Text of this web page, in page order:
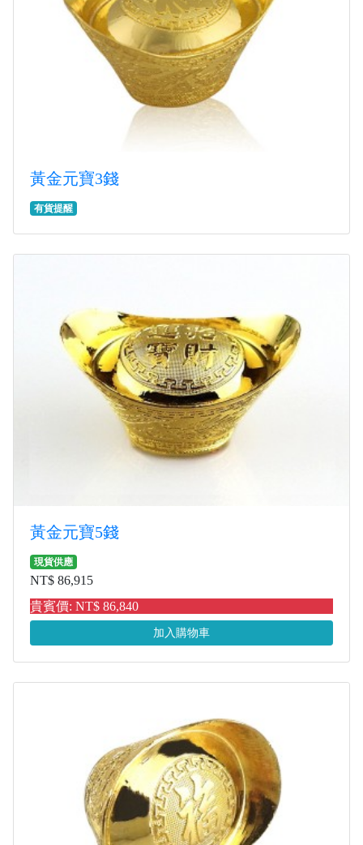
黃金元寶3錢
有貨提醒
黃金元寶5錢
現貨供應
NT$ 86,915
貴賓價: NT$ 86,840
加入購物車